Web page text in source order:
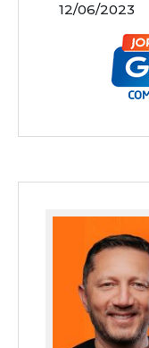
12/06/2023